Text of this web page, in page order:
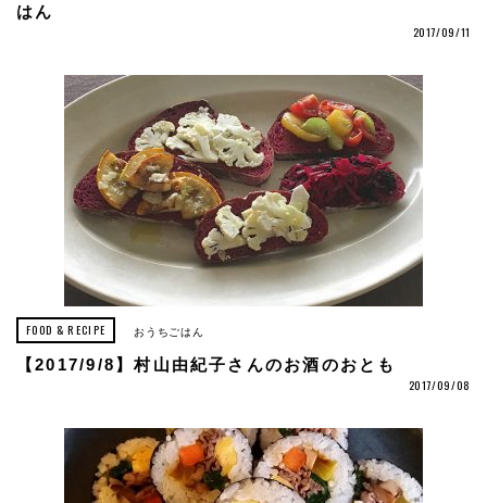
はん
2017/09/11
FOOD & RECIPE おうちごはん
【2017/9/8】村山由紀子さんのお酒のおとも
2017/09/08